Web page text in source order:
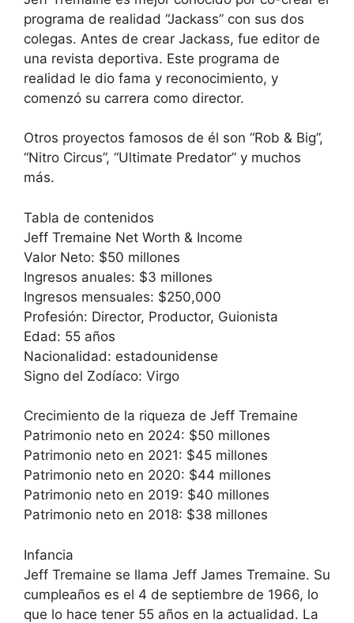
programa de realidad “Jackass” con sus dos
colegas. Antes de crear Jackass, fue editor de
una revista deportiva. Este programa de
realidad le dio fama y reconocimiento, y
comenzó su carrera como director.
Otros proyectos famosos de él son “Rob & Big”,
“Nitro Circus”, “Ultimate Predator” y muchos
más.
Tabla de contenidos
Jeff Tremaine Net Worth & Income
Valor Neto: $50 millones
Ingresos anuales: $3 millones
Ingresos mensuales: $250,000
Profesión: Director, Productor, Guionista
Edad: 55 años
Nacionalidad: estadounidense
Signo del Zodíaco: Virgo
Crecimiento de la riqueza de Jeff Tremaine
Patrimonio neto en 2024: $50 millones
Patrimonio neto en 2021: $45 millones
Patrimonio neto en 2020: $44 millones
Patrimonio neto en 2019: $40 millones
Patrimonio neto en 2018: $38 millones
Infancia
Jeff Tremaine se llama Jeff James Tremaine. Su
cumpleaños es el 4 de septiembre de 1966, lo
que lo hace tener 55 años en la actualidad. La